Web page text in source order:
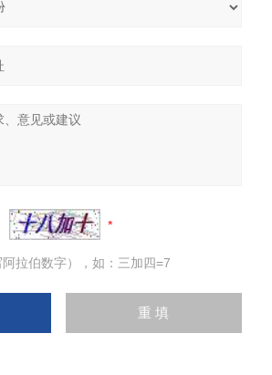
拉伯数字），如：三加四=7